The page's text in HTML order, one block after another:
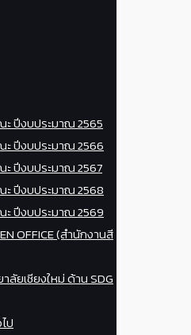
ปีงบประมาณ 2565
ปีงบประมาณ 2566
ปีงบประมาณ 2567
ปีงบประมาณ 2568
ปีงบประมาณ 2569
OFFICE (สำนักงานสี
ลัยเชียงใหม่ ด้าน SDG
ป